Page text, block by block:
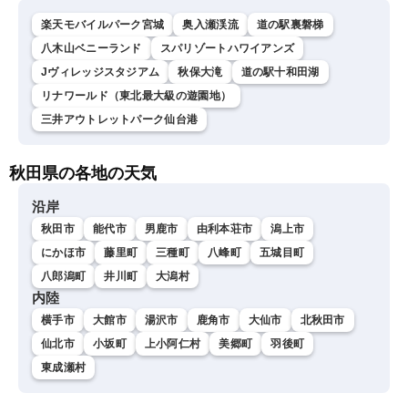
楽天モバイルパーク宮城 奥入瀬渓流
道の駅裏磐梯
八木山ベニーランド
スパリゾートハワイアンズ
Jヴィレッジスタジアム
秋保大滝
道の駅十和田湖
リナワールド（東北最大級の遊園地）
三井アウトレットパーク仙台港
秋田県の各地の天気
沿岸
秋田市 能代市 男鹿市 由利本荘市
潟上市
にかほ市
藤里町 三種町 八峰町
五城目町
八郎潟町
井川町 大潟村
内陸
横手市 大館市 湯沢市 鹿角市 大仙市
北秋田市
仙北市
小坂町 上小阿仁村 美郷町
羽後町
東成瀬村